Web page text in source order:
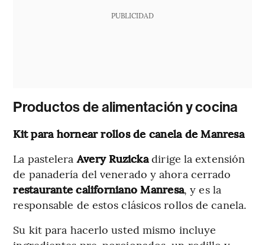
PUBLICIDAD
Productos de alimentación y cocina
Kit para hornear rollos de canela de Manresa
La pastelera Avery Ruzickadirige la extensión
de panadería del venerado y ahora cerrado
restaurante californiano Manresa, y es la
responsable de estos clásicos rollos de canela.
Su kit para hacerlo usted mismo incluye